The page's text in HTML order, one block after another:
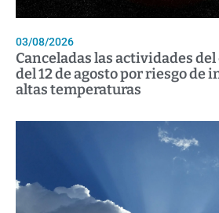
03/08/2026
Canceladas las actividades
del 12 de agosto por riesgo de
altas temperaturas